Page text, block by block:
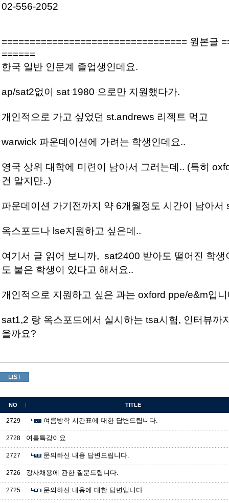
02-556-2052
================================= 원본글
======
한국 일반 인문계 졸업생인데요.
ap/sat2없이 sat 1980 으로만 지원했다가.
개인적으로 가고 싶었던 st.andrews 리젝트 먹고
warwick 파운데이션에 가려는 학생인데요..
영국 상위 대학에 미련이 남아서 그러는데.. (특히
건 알지만..)
파운데이션 가기전까지 약 6개월정도 시간이 남아서
옥스포드나 lse지원하고 싶은데..
여기서 글 읽어 보니까, sat2400 받아도 떨어진 학
도 붙은 학생이 있다고 해서요..
개인적으로 지원하고 싶은 과는 oxford ppe/e&m입
sat1,2 랑 옥스포드에서 실시하는 tsa시험, 인터뷰까
을까요?
NO TITLE
2729 여름방학 시간표에 대한 답변드립니다.
2728 여름특강이요
2727 문의하신 내용 답변드립니다.
2726 강사채용에 관한 질문드립니다.
2725 문의하신 내용에 대한 답변입니다.